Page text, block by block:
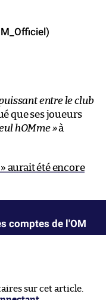
entre le club
que ses joueurs
hOMme »à
aurait été encore
comptes de l'OM
sur cet article.